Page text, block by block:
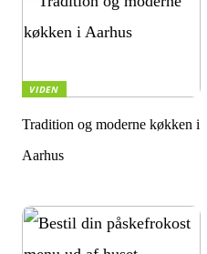
VIDEN
Tradition og moderne køkken i
Aarhus